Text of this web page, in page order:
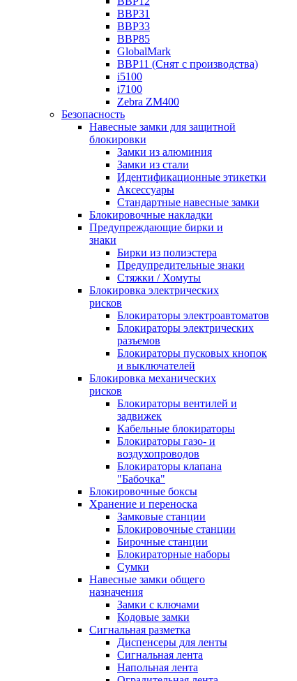
BBP31
BBP33
BBP85
GlobalMark
BBP11 (Снят с производства)
i5100
i7100
Zebra ZM400
Безопасность
Навесные замки для защитной
блокировки
Замки из алюминия
Замки из стали
Идентификационные этикетки
Аксессуары
Стандартные навесные замки
Блокировочные накладки
Предупреждающие бирки и
знаки
Бирки из полиэстера
Предупредительные знаки
Стяжки / Хомуты
Блокировка электрических
рисков
Блокираторы электроавтоматов
Блокираторы электрических
разъемов
Блокираторы пусковых кнопок
и выключателей
Блокировка механических
рисков
Блокираторы вентилей и
задвижек
Кабельные блокираторы
Блокираторы газо- и
воздухопроводов
Блокираторы клапана
"Бабочка"
Блокировочные боксы
Хранение и переноска
Замковые станции
Блокировочные станции
Бирочные станции
Блокираторные наборы
Сумки
Навесные замки общего
назначения
Замки с ключами
Кодовые замки
Сигнальная разметка
Диспенсеры для ленты
Сигнальная лента
Напольная лента